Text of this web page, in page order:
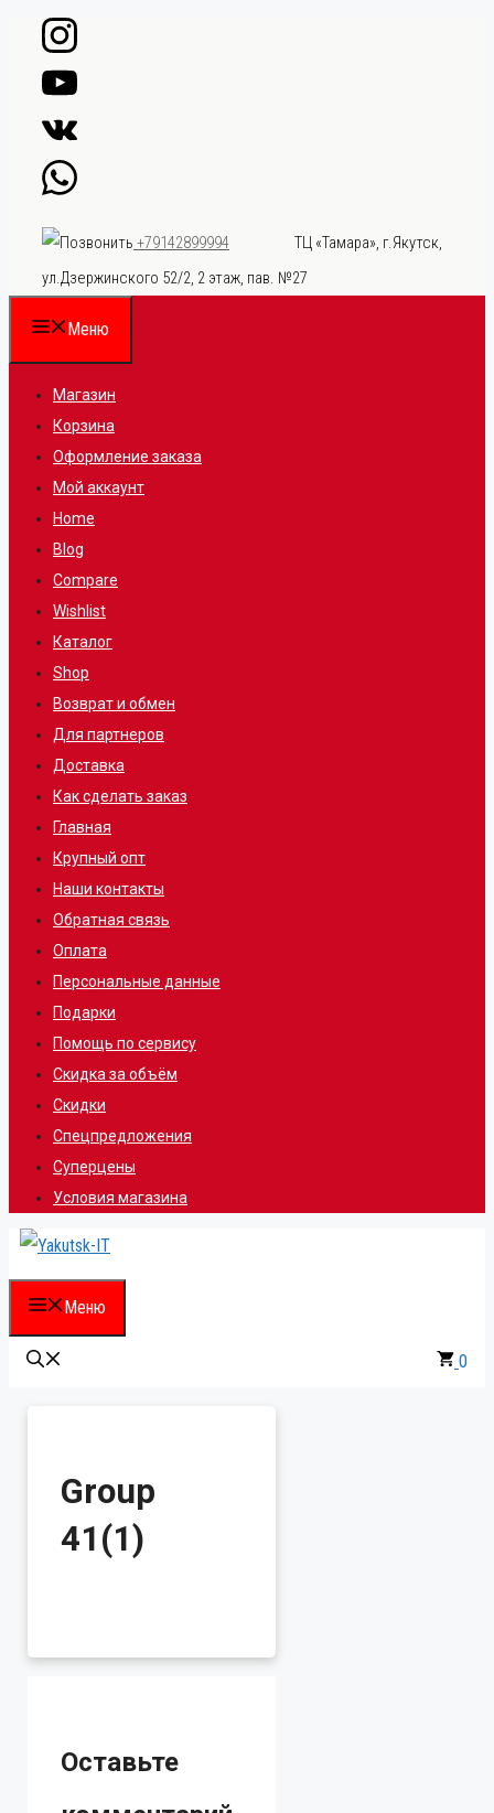
Перейти
содержимому
+79142899994
ТЦ «Тамара», г.Якутск,
ул.Дзержинского 52/2, 2 этаж, пав. №27
Меню
Магазин
Корзина
Оформление заказа
Мой аккаунт
Home
Blog
Compare
Wishlist
Каталог
Shop
Возврат и обмен
Для партнеров
Доставка
Как сделать заказ
Главная
Крупный опт
Наши контакты
Обратная связь
Оплата
Персональные данные
Подарки
Помощь по сервису
Скидка за объём
Скидки
Спецпредложения
Суперцены
Условия магазина
Меню
0
Group
41(1)
Оставьте